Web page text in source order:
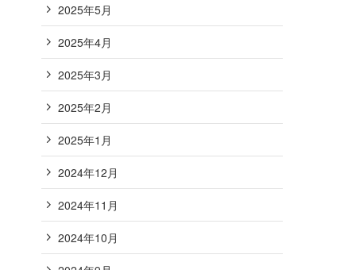
2025年5月
2025年4月
2025年3月
2025年2月
2025年1月
2024年12月
2024年11月
2024年10月